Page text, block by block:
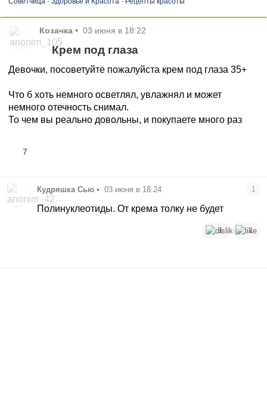
Козачка • 03 июня в 18:22
Крем под глаза
Девочки, посоветуйте пожалуйста крем под глаза 35+
Что б хоть немного осветлял, увлажнял и может
немного отечность снимал.
То чем вы реально довольны, и покупаете много раз
7
Кудряшка Сью • 03 июня в 18:24 1
Полинуклеотиды. От крема толку не будет
1 1